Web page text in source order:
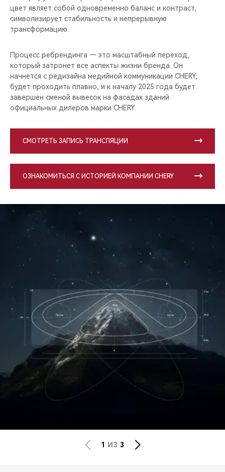
цвет являет собой одновременно баланс и контраст,
символизирует стабильность и непрерывную
трансформацию.
Процесс ребрендинга — это масштабный переход,
который затронет все аспекты жизни бренда. Он
начнется с редизайна медийной коммуникации CHERY,
будет проходить плавно, и к началу 2025 года будет
завершен сменой вывесок на фасадах зданий
официальных дилеров марки CHERY.
СМОТРЕТЬ ЗАПИСЬ ТРАНСЛЯЦИИ
ОЗНАКОМИТЬСЯ С ИСТОРИЕЙ КОМПАНИИ CHERY
1 ИЗ 3